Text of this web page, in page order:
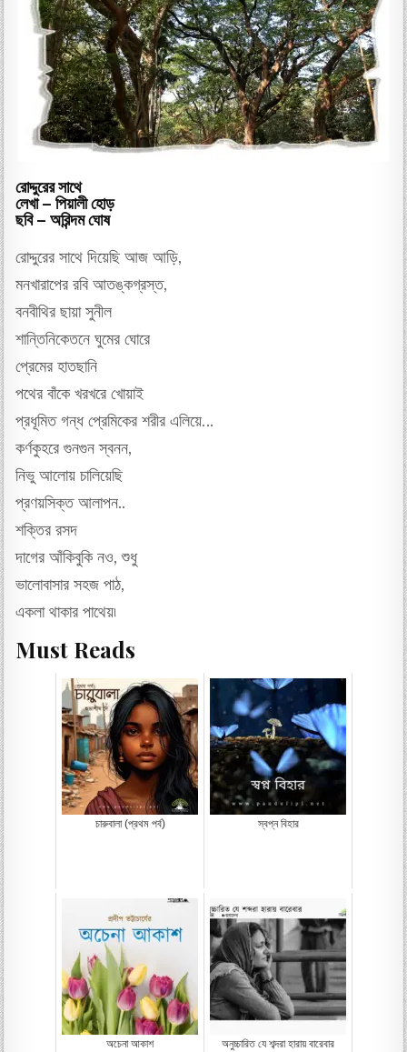
রোদ্দুরের সাথে
লেখা – পিয়ালী হোড়
ছবি – অরিন্দম ঘোষ
রোদ্দুরের সাথে দিয়েছি আজ আড়ি,
মনখারাপের রবি আতঙ্কগ্রস্ত,
বনবীথির ছায়া সুনীল
শান্তিনিকেতনে ঘুমের ঘোরে
প্রেমের হাতছানি
পথের বাঁকে খরখরে খোয়াই
প্রধূমিত গন্ধ প্রেমিকের শরীর এলিয়ে…
কর্ণকুহরে গুনগুন স্বনন,
নিভু আলোয় চালিয়েছি
প্রণয়সিক্ত আলাপন..
শক্তির রসদ
দাগের আঁকিবুকি নও, শুধু
ভালোবাসার সহজ পাঠ,
একলা থাকার পাথেয়৷
Must Reads
চারুবালা (প্রথম পর্ব) স্বপ্ন বিহার
অচেনা আকাশ অনুচ্চারিত যে শব্দরা হারায় বারেবার